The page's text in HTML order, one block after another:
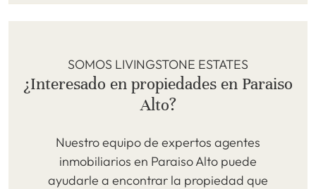
SOMOS LIVINGSTONE ESTATES
¿Interesado en propiedades en Paraiso
Alto?
Nuestro equipo de expertos agentes
inmobiliarios en Paraiso Alto puede
ayudarle a encontrar la propiedad que